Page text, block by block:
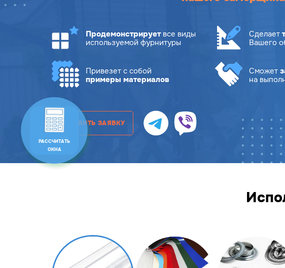
Продемонстрируетвсе виды
используемой фурнитуры
Сделает
Вашего
Привезет с собой
примеры материалов
Сможет
на
ОСТАВИТЬ ЗАЯВКУ
РАССЧИТАТЬ
ОКНА